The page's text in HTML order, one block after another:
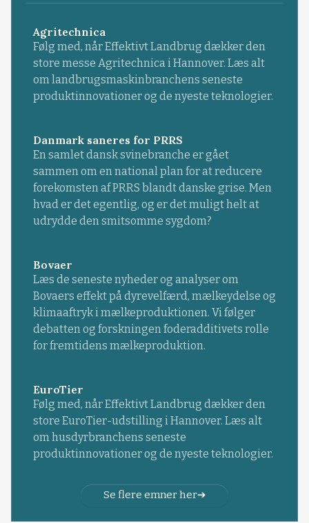
Agritechnica
Følg med, når Effektivt Landbrug dækker den
store messe Agritechnica i Hannover. Læs alt
om landbrugsmaskinbranchens seneste
produktinnovationer og de nyeste teknologier.
Danmark saneres for PRRS
En samlet dansk svinebranche er gået
sammen om en national plan for at reducere
forekomsten af PRRS blandt danske grise. Men
hvad er det egentlig, og er det muligt helt at
udrydde den smitsomme sygdom?
Bovaer
Læs de seneste nyheder og analyser om
Bovaers effekt på dyrevelfærd, mælkeydelse og
klimaaftryk i mælkeproduktionen. Vi følger
debatten og forskningen foderadditivets rolle
for fremtidens mælkeproduktion.
EuroTier
Følg med, når Effektivt Landbrug dækker den
store EuroTier-udstilling i Hannover. Læs alt
om husdyrbranchens seneste
produktinnovationer og de nyeste teknologier.
Se flere emner her